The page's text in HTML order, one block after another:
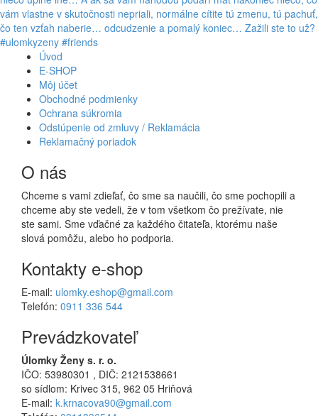
Úvod
E-SHOP
Môj účet
Obchodné podmienky
Ochrana súkromia
Odstúpenie od zmluvy / Reklamácia
Reklamačný poriadok
O nás
Chceme s vami zdieľať, čo sme sa naučili, čo sme pochopili a
chceme aby ste vedeli, že v tom všetkom čo prežívate, nie
ste sami. Sme vďačné za každého čitateľa, ktorému naše
slová pomôžu, alebo ho podporia.
Kontakty e-shop
E-mail: ulomky.eshop@gmail.com
Telefón: 0911 336 544
Prevádzkovateľ
Úlomky Ženy s. r. o.
IČO: 53980301 , DIČ: 2121538661
so sídlom: Krivec 315, 962 05 Hriňová
E-mail: k.krnacova90@gmail.com